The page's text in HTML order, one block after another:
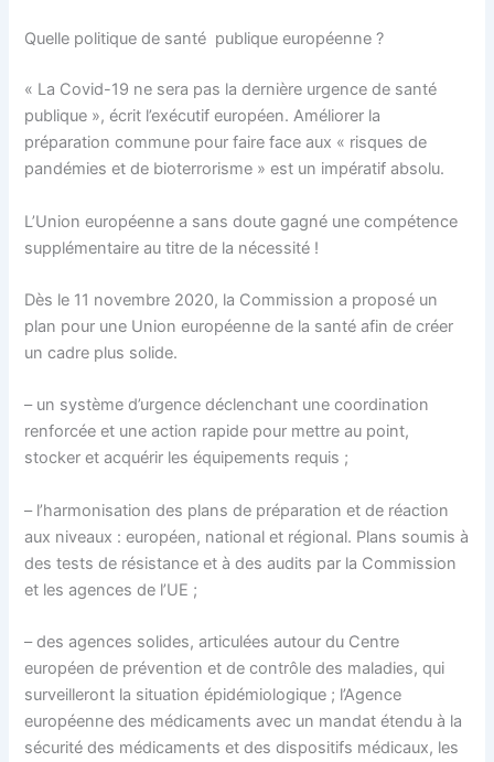
Quelle politique de santé publique européenne ?
« La Covid-19 ne sera pas la dernière urgence de santé
publique », écrit l’exécutif européen. Améliorer la
préparation commune pour faire face aux « risques de
pandémies et de bioterrorisme » est un impératif absolu.
L’Union européenne a sans doute gagné une compétence
supplémentaire au titre de la nécessité !
Dès le 11 novembre 2020, la Commission a proposé un
plan pour une Union européenne de la santé afin de créer
un cadre plus solide.
– un système d’urgence déclenchant une coordination
renforcée et une action rapide pour mettre au point,
stocker et acquérir les équipements requis ;
– l’harmonisation des plans de préparation et de réaction
aux niveaux : européen, national et régional. Plans soumis à
des tests de résistance et à des audits par la Commission
et les agences de l’UE ;
– des agences solides, articulées autour du Centre
européen de prévention et de contrôle des maladies, qui
surveilleront la situation épidémiologique ; l’Agence
européenne des médicaments avec un mandat étendu à la
sécurité des médicaments et des dispositifs médicaux, les